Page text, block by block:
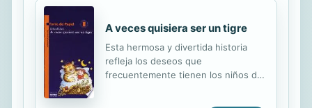
A veces quisiera ser un tigre
Esta hermosa y divertida historia
refleja los deseos que
frecuentemente tienen los niños de